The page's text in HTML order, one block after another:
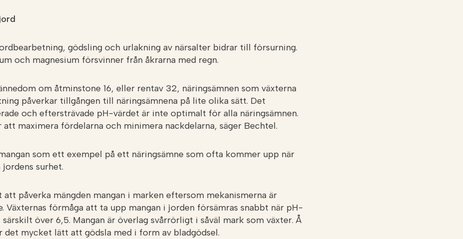
gödsling och urlakning av närsalter bidrar till försurning.
och magnesium försvinner från åkrarna med regn.
om åtminstone 16, eller rentav 32, näringsämnen som växterna
påverkar tillgången till näringsämnena på lite olika sätt. Det
och eftersträvade pH-värdet är inte optimalt för alla näringsämnen.
att maximera fördelarna och minimera nackdelarna, säger Bechtel.
som ett exempel på ett näringsämne som ofta kommer upp när
surhet.
att påverka mängden mangan i marken eftersom mekanismerna är
Växternas förmåga att ta upp mangan i jorden försämras snabbt när pH-
över 6,5. Mangan är överlag svårrörligt i såväl mark som växter. Å
det mycket lätt att gödsla med i form av bladgödsel.